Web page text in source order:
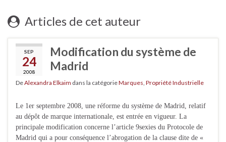
Articles de cet auteur
SEP
24
2008
Modification du système de
Madrid
DeAlexandra Elkaim dans la catégorieMarques Propriété Industrielle
Le 1er septembre 2008, une réforme du système de Madrid, relatif
au dépôt de marque internationale, est entrée en vigueur. La
principale modification concerne l’article 9sexies du Protocole de
Madrid qui a pour conséquence l’abrogation de la clause dite de «